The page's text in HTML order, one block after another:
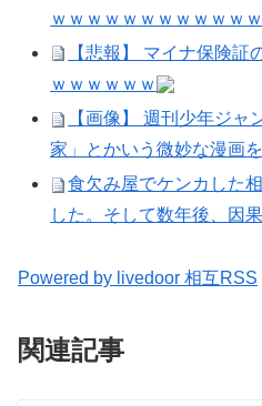
ｗｗｗｗｗｗｗｗｗｗｗ
【悲報】 マイナ保険証
ｗｗｗｗｗｗ
【画像】 週刊少年ジャ
家」とかいう微妙な漫画
食欠み屋でケンカした
した。そして数年後、因
Powered by livedoor 相互RSS
関連記事